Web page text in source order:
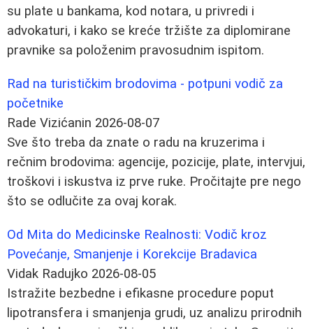
su plate u bankama, kod notara, u privredi i
advokaturi, i kako se kreće tržište za diplomirane
pravnike sa položenim pravosudnim ispitom.
Rad na turističkim brodovima - potpuni vodič za
početnike
Rade Vizićanin 2026-08-07
Sve što treba da znate o radu na kruzerima i
rečnim brodovima: agencije, pozicije, plate, intervjui,
troškovi i iskustva iz prve ruke. Pročitajte pre nego
što se odlučite za ovaj korak.
Od Mita do Medicinske Realnosti: Vodič kroz
Povećanje, Smanjenje i Korekcije Bradavica
Vidak Radujko 2026-08-05
Istražite bezbedne i efikasne procedure poput
lipotransfera i smanjenja grudi, uz analizu prirodnih